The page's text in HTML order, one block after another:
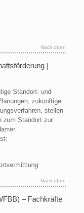
Nach oben
|
Standort- und
zukünftige
stellen
zum Standort zur
Nach oben
– Fachkräfte